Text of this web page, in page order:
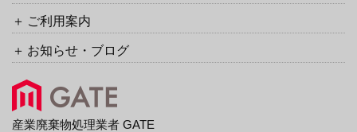
ご利用案内
お知らせ・ブログ
産業廃棄物処理業者 GATE